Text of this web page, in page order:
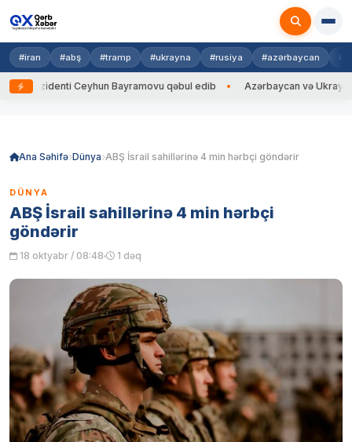
#iran #abş #tramp #ukrayna #rusiya #azərbaycan
Ceyhun Bayramovu qəbul edib Azərbaycan və Ukrayna XİN
Ana Səhifə Dünya ABŞ İsrail sahillərinə 4 min hərbçi göndərir
DÜNYA
ABŞ İsrail sahillərinə 4 min hərbçi
göndərir
18 oktyabr / 08:48 1 dəq